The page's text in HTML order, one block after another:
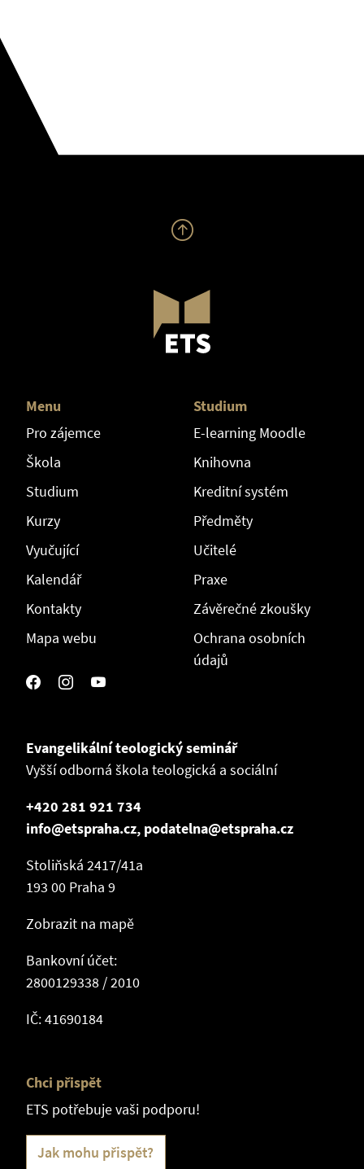
Menu
Pro zájemce
Škola
Studium
Kurzy
Vyučující
Kalendář
Kontakty
Mapa webu
Studium
E-learning Moodle
Knihovna
Kreditní systém
Předměty
Učitelé
Praxe
Závěrečné zkoušky
Ochrana osobních
údajů
Evangelikální teologický seminář
Vyšší odborná škola teologická a sociální
+420 281 921 734
info@etspraha.cz, podatelna@etspraha.cz
Stoliňská 2417/41a
193 00 Praha 9
Zobrazit na mapě
Bankovní účet:
2800129338 / 2010
IČ: 41690184
Chci přispět
ETS potřebuje vaši podporu!
Jak mohu přispět?